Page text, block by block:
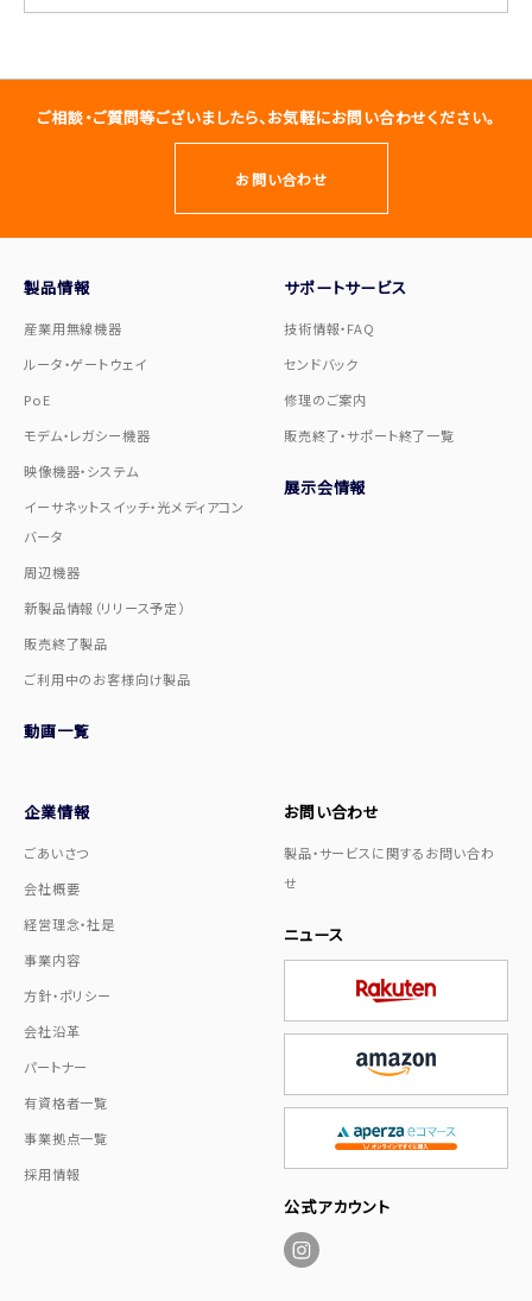
ご相談・ご質問等ございましたら、お気軽にお問い合わせください。
お問い合わせ
製品情報
産業用無線機器
ルータ・ゲートウェイ
PoE
モデム・レガシー機器
映像機器・システム
イーサネットスイッチ・光メディアコン
バータ
周辺機器
新製品情報（リリース予定）
販売終了製品
ご利用中のお客様向け製品
動画一覧
サポートサービス
技術情報・FAQ
センドバック
修理のご案内
販売終了・サポート終了一覧
展示会情報
企業情報
ごあいさつ
会社概要
経営理念・社是
事業内容
方針・ポリシー
会社沿革
パートナー
有資格者一覧
事業拠点一覧
採用情報
お問い合わせ
製品・サービスに関するお問い合わ
せ
ニュース
公式アカウント